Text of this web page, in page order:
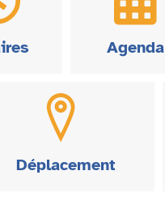
Agenda
Déplacement